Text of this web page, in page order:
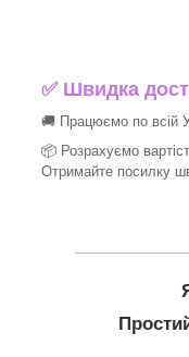
✅ Швидка
🚚 Працюємо по всій
📦 Розрахуємо
Отримайте посилку